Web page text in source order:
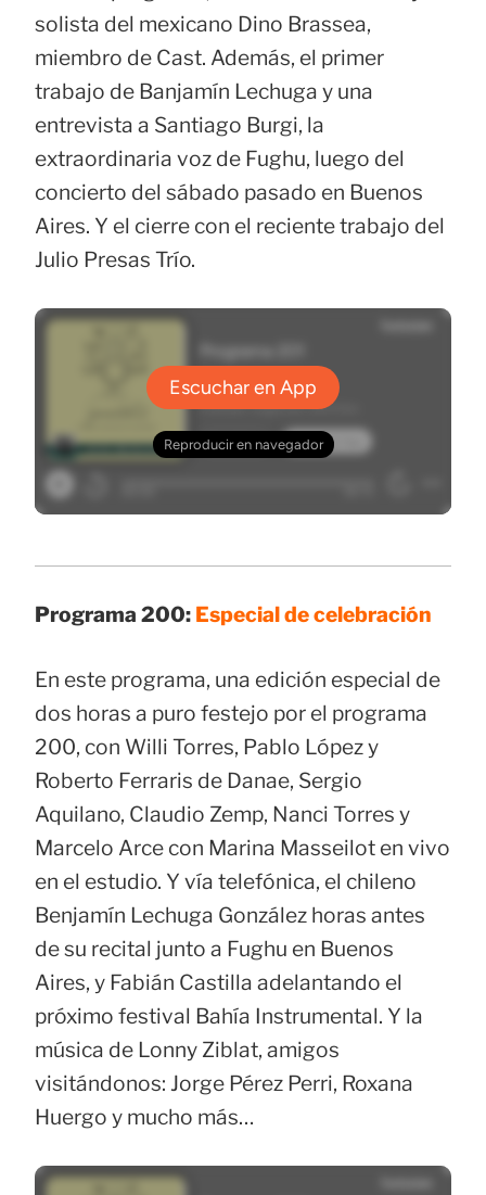
solista del mexicano Dino Brassea,
miembro de Cast. Además, el primer
trabajo de Banjamín Lechuga y una
entrevista a Santiago Burgi, la
extraordinaria voz de Fughu, luego del
concierto del sábado pasado en Buenos
Aires. Y el cierre con el reciente trabajo del
Julio Presas Trío.
Programa 200: Especial de celebración
En este programa, una edición especial de
dos horas a puro festejo por el programa
200, con Willi Torres, Pablo López y
Roberto Ferraris de Danae, Sergio
Aquilano, Claudio Zemp, Nanci Torres y
Marcelo Arce con Marina Masseilot en vivo
en el estudio. Y vía telefónica, el chileno
Benjamín Lechuga González horas antes
de su recital junto a Fughu en Buenos
Aires, y Fabián Castilla adelantando el
próximo festival Bahía Instrumental. Y la
música de Lonny Ziblat, amigos
visitándonos: Jorge Pérez Perri, Roxana
Huergo y mucho más…